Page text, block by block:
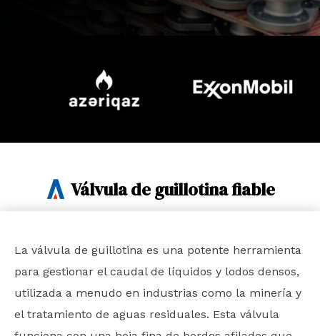
Válvula de guillotina fiable
La válvula de guillotina es una potente herramienta
para gestionar el caudal de líquidos y lodos densos,
utilizada a menudo en industrias como la minería y
el tratamiento de aguas residuales. Esta válvula